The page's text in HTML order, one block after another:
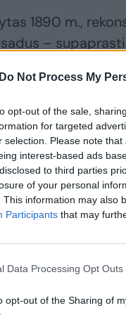
Do Not Process My
opt-out of the sale,
for targeted
selection. Please note
interest-based ads
to third parties
of your personal
This information may also
Participants that may
Data Processing Opt Outs
opt-out of the Sharing of
1890 m.,
–
stogas.
išardytos
paveldo